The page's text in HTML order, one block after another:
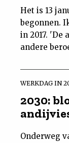
Het is 13
begonnen.
in 2017. 'De
andere
WERKDAG IN
2030:
Onderweg